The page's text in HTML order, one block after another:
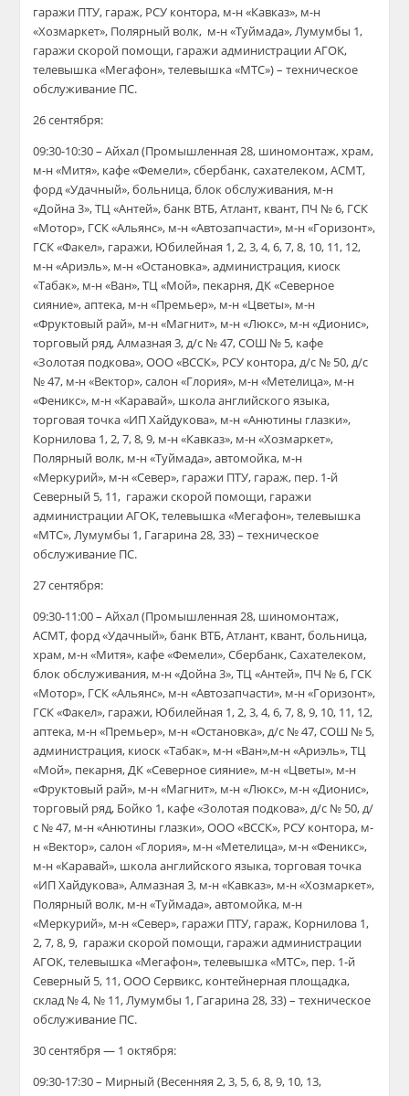
гаражи ПТУ, гараж, РСУ контора, м-н «Кавказ», м-н
«Хозмаркет», Полярный волк, м-н «Туймада», Лумумбы 1,
гаражи скорой помощи, гаражи администрации АГОК,
телевышка «Мегафон», телевышка «МТС») – техническое
обслуживание ПС.
26 сентября:
09:30-10:30 – Айхал (Промышленная 28, шиномонтаж, храм,
м-н «Митя», кафе «Фемели», сбербанк, сахателеком, АСМТ,
форд «Удачный», больница, блок обслуживания, м-н
«Дойна 3», ТЦ «Антей», банк ВТБ, Атлант, квант, ПЧ № 6, ГСК
«Мотор», ГСК «Альянс», м-н «Автозапчасти», м-н «Горизонт»,
ГСК «Факел», гаражи, Юбилейная 1, 2, 3, 4, 6, 7, 8, 10, 11, 12,
м-н «Ариэль», м-н «Остановка», администрация, киоск
«Табак», м-н «Ван», ТЦ «Мой», пекарня, ДК «Северное
сияние», аптека, м-н «Премьер», м-н «Цветы», м-н
«Фруктовый рай», м-н «Магнит», м-н «Люкс», м-н «Дионис»,
торговый ряд, Алмазная 3, д/с № 47, СОШ № 5, кафе
«Золотая подкова», ООО «ВССК», РСУ контора, д/с № 50, д/с
№ 47, м-н «Вектор», салон «Глория», м-н «Метелица», м-н
«Феникс», м-н «Каравай», школа английского языка,
торговая точка «ИП Хайдукова», м-н «Анютины глазки»,
Корнилова 1, 2, 7, 8, 9, м-н «Кавказ», м-н «Хозмаркет»,
Полярный волк, м-н «Туймада», автомойка, м-н
«Меркурий», м-н «Север», гаражи ПТУ, гараж, пер. 1-й
Северный 5, 11, гаражи скорой помощи, гаражи
администрации АГОК, телевышка «Мегафон», телевышка
«МТС», Лумумбы 1, Гагарина 28, 33) – техническое
обслуживание ПС.
27 сентября:
09:30-11:00 – Айхал (Промышленная 28, шиномонтаж,
АСМТ, форд «Удачный», банк ВТБ, Атлант, квант, больница,
храм, м-н «Митя», кафе «Фемели», Сбербанк, Сахателеком,
блок обслуживания, м-н «Дойна 3», ТЦ «Антей», ПЧ № 6, ГСК
«Мотор», ГСК «Альянс», м-н «Автозапчасти», м-н «Горизонт»,
ГСК «Факел», гаражи, Юбилейная 1, 2, 3, 4, 6, 7, 8, 9, 10, 11, 12,
аптека, м-н «Премьер», м-н «Остановка», д/с № 47, СОШ № 5,
администрация, киоск «Табак», м-н «Ван»,м-н «Ариэль», ТЦ
«Мой», пекарня, ДК «Северное сияние», м-н «Цветы», м-н
«Фруктовый рай», м-н «Магнит», м-н «Люкс», м-н «Дионис»,
торговый ряд, Бойко 1, кафе «Золотая подкова», д/с № 50, д/
с № 47, м-н «Анютины глазки», ООО «ВССК», РСУ контора, м-
н «Вектор», салон «Глория», м-н «Метелица», м-н «Феникс»,
м-н «Каравай», школа английского языка, торговая точка
«ИП Хайдукова», Алмазная 3, м-н «Кавказ», м-н «Хозмаркет»,
Полярный волк, м-н «Туймада», автомойка, м-н
«Меркурий», м-н «Север», гаражи ПТУ, гараж, Корнилова 1,
2, 7, 8, 9, гаражи скорой помощи, гаражи администрации
АГОК, телевышка «Мегафон», телевышка «МТС», пер. 1-й
Северный 5, 11, ООО Сервикс, контейнерная площадка,
склад № 4, № 11, Лумумбы 1, Гагарина 28, 33) – техническое
обслуживание ПС.
30 сентября — 1 октября:
09:30-17:30 – Мирный (Весенняя 2, 3, 5, 6, 8, 9, 10, 13,